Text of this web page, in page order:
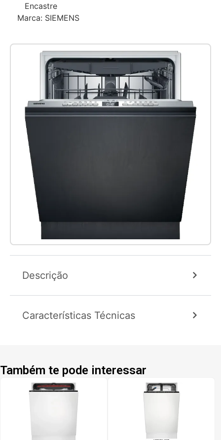
Encastre
Marca: SIEMENS
Descrição
Características Técnicas
Também te pode interessar